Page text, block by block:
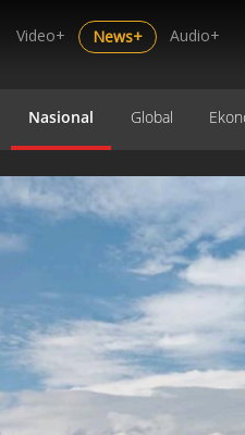
Video+ News+ Audio+
Nasional Global